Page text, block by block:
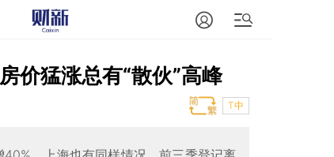
价猛涨总有“散伙”高峰
T中